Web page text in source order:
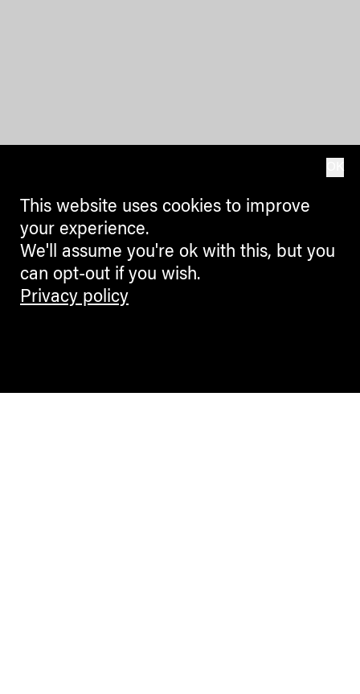
This website uses cookies to improve
your experience.
We'll assume you're ok with this, but you
can opt-out if you wish.
Privacy policy